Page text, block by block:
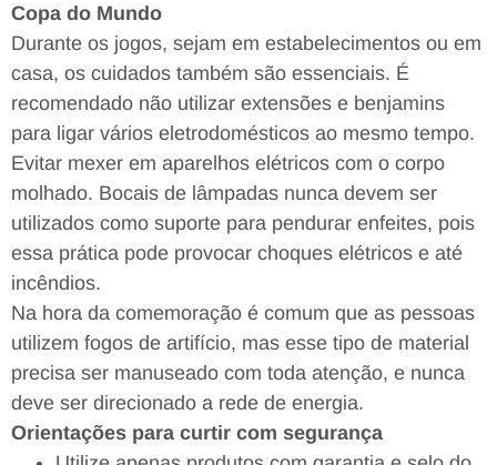
Copa do Mundo
Durante os jogos, sejam em estabelecimentos ou em
casa, os cuidados também são essenciais. É
recomendado não utilizar extensões e benjamins
para ligar vários eletrodomésticos ao mesmo tempo.
Evitar mexer em aparelhos elétricos com o corpo
molhado. Bocais de lâmpadas nunca devem ser
utilizados como suporte para pendurar enfeites, pois
essa prática pode provocar choques elétricos e até
incêndios.
Na hora da comemoração é comum que as pessoas
utilizem fogos de artifício, mas esse tipo de material
precisa ser manuseado com toda atenção, e nunca
deve ser direcionado a rede de energia.
Orientações para curtir com segurança